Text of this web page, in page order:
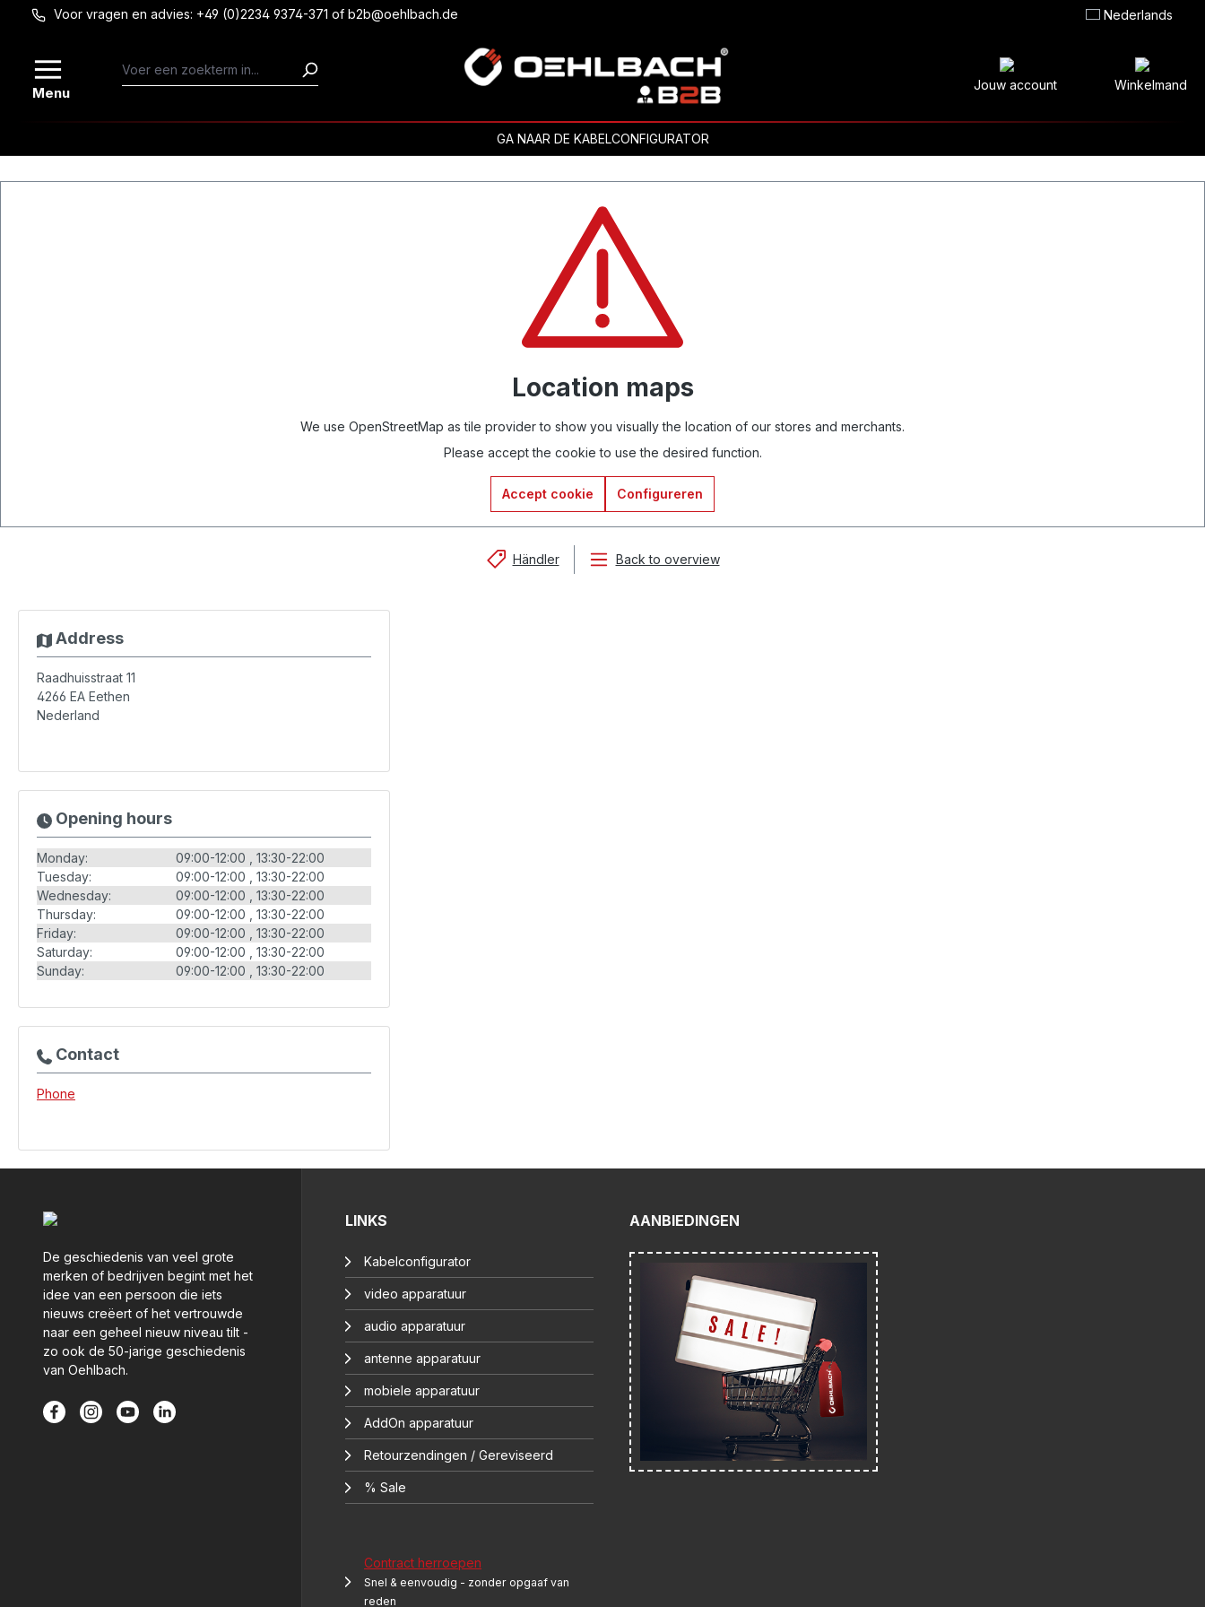
Ga naar de hoofdinhoud
Voor vragen en advies: +49 (0)2234 9374-371 of b2b@oehlbach.de Nederlands
Menu Jouw account Winkelmand
GA NAAR DE KABELCONFIGURATOR
Location maps
We use OpenStreetMap as tile provider to show you visually the location of our stores and merchants.
Please accept the cookie to use the desired function.
Accept cookie Configureren
Händler Back to overview
Address
Raadhuisstraat 11
4266 EA Eethen
Nederland
Opening hours
Monday: 09:00-12:00
13:30-22:00
Tuesday:
09:00-12:00
13:30-22:00
Wednesday:
09:00-12:00
13:30-22:00
Thursday:
09:00-12:00
13:30-22:00
Friday:
09:00-12:00
13:30-22:00
Saturday:
09:00-12:00
13:30-22:00
Sunday:
09:00-12:00 13:30-22:00
Contact
Phone
De geschiedenis van veel grote
merken of bedrijven begint met het
idee van een persoon die iets
nieuws creëert of het vertrouwde
naar een geheel nieuw niveau tilt -
zo ook de 50-jarige geschiedenis
van Oehlbach.
LINKS
Kabelconfigurator
video apparatuur
audio apparatuur
antenne apparatuur
mobiele apparatuur
AddOn apparatuur
Retourzendingen / Gereviseerd
% Sale
Contract herroepen
Snel & eenvoudig - zonder opgaaf van
reden
AANBIEDINGEN